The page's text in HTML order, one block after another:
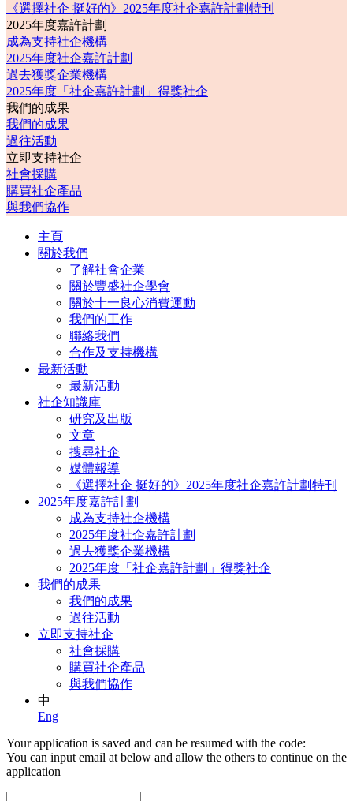
《選擇社企 挺好的》2025年度社企嘉許計劃特刊
2025年度嘉許計劃
成為支持社企機構
2025年度社企嘉許計劃
過去獲獎企業機構
2025年度「社企嘉許計劃」得獎社企
我們的成果
我們的成果
過往活動
立即支持社企
社會採購
購買社企產品
與我們協作
主頁
關於我們
了解社會企業
關於豐盛社企學會
關於十一良心消費運動
我們的工作
聯絡我們
合作及支持機構
最新活動
最新活動
社企知識庫
研究及出版
文章
搜尋社企
媒體報導
《選擇社企 挺好的》2025年度社企嘉許計劃特刊
2025年度嘉許計劃
成為支持社企機構
2025年度社企嘉許計劃
過去獲獎企業機構
2025年度「社企嘉許計劃」得獎社企
我們的成果
我們的成果
過往活動
立即支持社企
社會採購
購買社企產品
與我們協作
中
Eng
Your application is saved and can be resumed with the code:
You can input email at below and allow the others to continue on the
application